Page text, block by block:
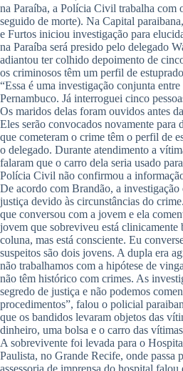
na Paraíba, a Polícia Civil trabalha com
seguido de morte). Na Capital
e Furtos iniciou investigação para
na Paraíba será presido pelo delegado
adiantou ter colhido depoimento de
os criminosos têm um perfil de
“Essa é uma investigação conjunta
Pernambuco. Já interroguei cinco
Os maridos delas foram ouvidos antes
Eles serão convocados novamente para
que cometeram o crime têm o perfil de
o delegado. Durante atendimento a
falaram que o carro dela seria usado
Polícia Civil não confirmou a
De acordo com Brandão, a investigação
justiça devido às circunstâncias do
que conversou com a jovem e ela
jovem que sobreviveu está clinicamente
coluna, mas está consciente. Eu
suspeitos são dois jovens. A dupla era
não trabalhamos com a hipótese de
não têm histórico com crimes. As
segredo de justiça e não podemos
procedimentos”, falou o policial
que os bandidos levaram objetos das
dinheiro, uma bolsa e o carro das
A sobrevivente foi levada para o
Paulista, no Grande Recife, onde passa